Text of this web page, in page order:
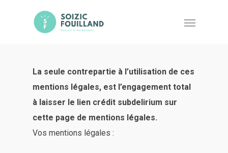
La seule contrepartie à l’utilisation de ces
mentions légales, est l’engagement total
à laisser le lien crédit subdelirium sur
cette page de mentions légales.
Vos mentions légales :